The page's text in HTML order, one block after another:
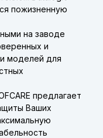
пожизненную
на заводе
и
моделей для
предлагает
Ваших